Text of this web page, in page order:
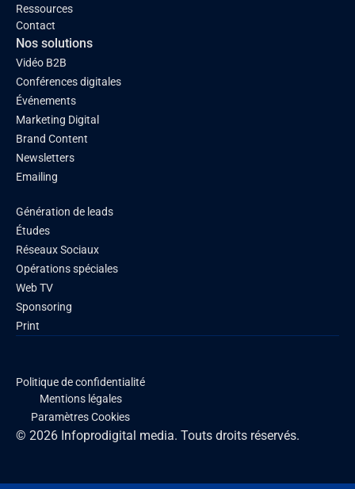
Ressources
Contact
Nos solutions
Vidéo B2B
Conférences digitales
Événements
Marketing Digital
Brand Content
Newsletters
Emailing
Génération de leads
Études
Réseaux Sociaux
Opérations spéciales
Web TV
Sponsoring
Print
© 2026 Infoprodigital media. Touts droits réservés.
Politique de confidentialité
Mentions légales
Paramètres Cookies